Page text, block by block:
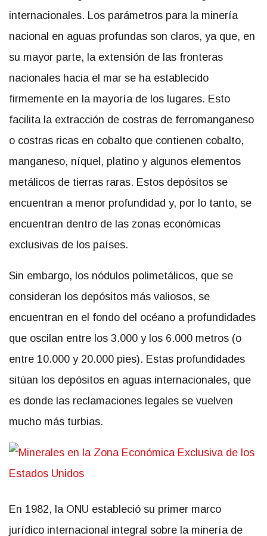
internacionales. Los parámetros para la minería
nacional en aguas profundas son claros, ya que, en
su mayor parte, la extensión de las fronteras
nacionales hacia el mar se ha establecido
firmemente en la mayoría de los lugares. Esto
facilita la extracción de costras de ferromanganeso
o costras ricas en cobalto que contienen cobalto,
manganeso, níquel, platino y algunos elementos
metálicos de tierras raras. Estos depósitos se
encuentran a menor profundidad y, por lo tanto, se
encuentran dentro de las zonas económicas
exclusivas de los países.
Sin embargo, los nódulos polimetálicos, que se
consideran los depósitos más valiosos, se
encuentran en el fondo del océano a profundidades
que oscilan entre los 3.000 y los 6.000 metros (o
entre 10.000 y 20.000 pies). Estas profundidades
sitúan los depósitos en aguas internacionales, que
es donde las reclamaciones legales se vuelven
mucho más turbias.
En 1982, la ONU estableció su primer marco
jurídico internacional integral sobre la minería de